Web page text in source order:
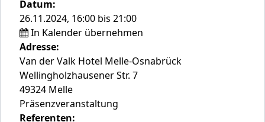
Datum:
26.11.2024, 16:00 bis 21:00
In Kalender übernehmen
Adresse:
Van der Valk Hotel Melle-Osnabrück
Wellingholzhausener Str. 7
49324 Melle
Präsenzveranstaltung
Referenten: